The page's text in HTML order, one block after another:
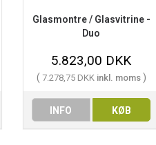
Glasmontre / Glasvitrine -
Duo
5.823,00 DKK
( 7.278,75 DKK inkl. moms )
INFO KØB